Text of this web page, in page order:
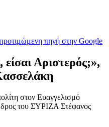
πηγή στην Google
Αριστερός;»,
στον Ευαγγελισμό
του ΣΥΡΙΖΑ Στέφανος